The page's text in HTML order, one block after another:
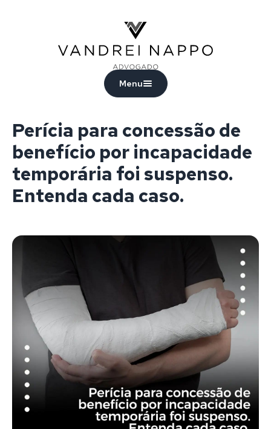
Menu
Perícia para concessão de
benefício por incapacidade
temporária foi suspenso.
Entenda cada caso.